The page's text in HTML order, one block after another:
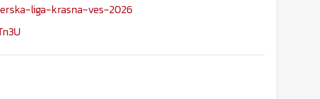
přilákal mnoho týmů a zároveň nabídl tradiční volbu Miss